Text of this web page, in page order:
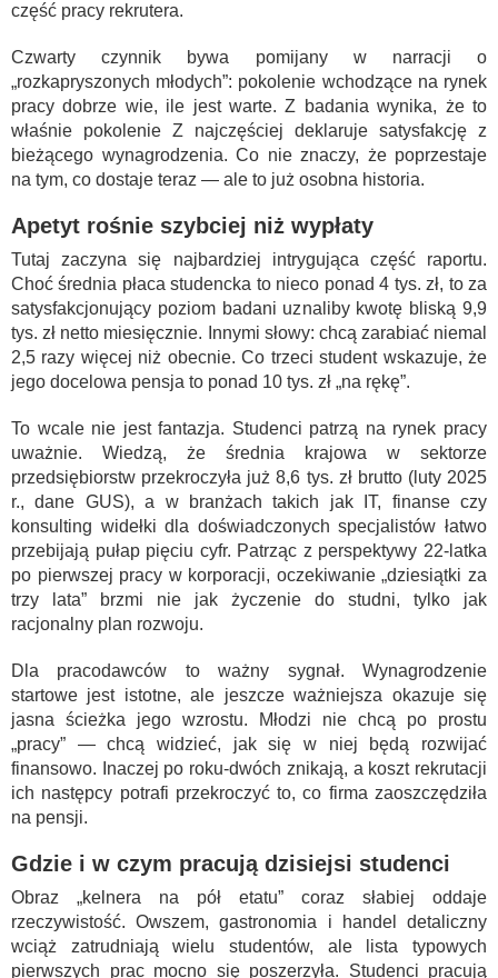
część pracy rekrutera.
Czwarty czynnik bywa pomijany w narracji o
„rozkapryszonych młodych”: pokolenie wchodzące na rynek
pracy dobrze wie, ile jest warte. Z badania wynika, że to
właśnie pokolenie Z najczęściej deklaruje satysfakcję z
bieżącego wynagrodzenia. Co nie znaczy, że poprzestaje
na tym, co dostaje teraz — ale to już osobna historia.
Apetyt rośnie szybciej niż wypłaty
Tutaj zaczyna się najbardziej intrygująca część raportu.
Choć średnia płaca studencka to nieco ponad 4 tys. zł, to za
satysfakcjonujący poziom badani uznaliby kwotę bliską 9,9
tys. zł netto miesięcznie. Innymi słowy: chcą zarabiać niemal
2,5 razy więcej niż obecnie. Co trzeci student wskazuje, że
jego docelowa pensja to ponad 10 tys. zł „na rękę”.
To wcale nie jest fantazja. Studenci patrzą na rynek pracy
uważnie. Wiedzą, że średnia krajowa w sektorze
przedsiębiorstw przekroczyła już 8,6 tys. zł brutto (luty 2025
r., dane GUS), a w branżach takich jak IT, finanse czy
konsulting widełki dla doświadczonych specjalistów łatwo
przebijają pułap pięciu cyfr. Patrząc z perspektywy 22-latka
po pierwszej pracy w korporacji, oczekiwanie „dziesiątki za
trzy lata” brzmi nie jak życzenie do studni, tylko jak
racjonalny plan rozwoju.
Dla pracodawców to ważny sygnał. Wynagrodzenie
startowe jest istotne, ale jeszcze ważniejsza okazuje się
jasna ścieżka jego wzrostu. Młodzi nie chcą po prostu
„pracy” — chcą widzieć, jak się w niej będą rozwijać
finansowo. Inaczej po roku-dwóch znikają, a koszt rekrutacji
ich następcy potrafi przekroczyć to, co firma zaoszczędziła
na pensji.
Gdzie i w czym pracują dzisiejsi studenci
Obraz „kelnera na pół etatu” coraz słabiej oddaje
rzeczywistość. Owszem, gastronomia i handel detaliczny
wciąż zatrudniają wielu studentów, ale lista typowych
pierwszych prac mocno się poszerzyła. Studenci pracują